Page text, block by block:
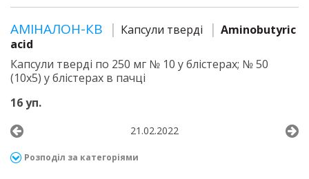
АМІНАЛОН-КВ Капсули тверді
Aminobutyric
acid
Капсули тверді по 250 мг № 10 у блістерах; № 50
(10х5) у блістерах в пачці
16 уп.
21.02.2022
Розподіл за категоріями